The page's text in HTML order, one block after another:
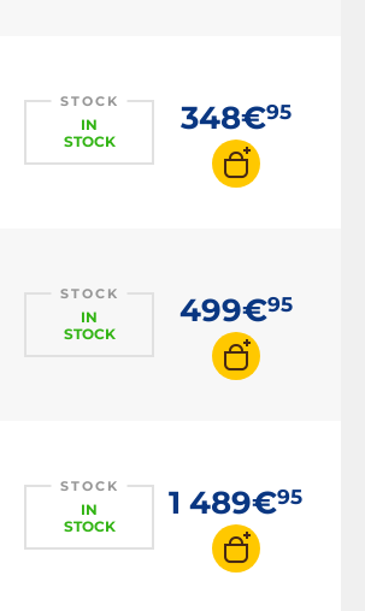
STOCK
IN
STOCK
348€95
STOCK
IN
STOCK
499€95
STOCK
IN
STOCK
1 489€95